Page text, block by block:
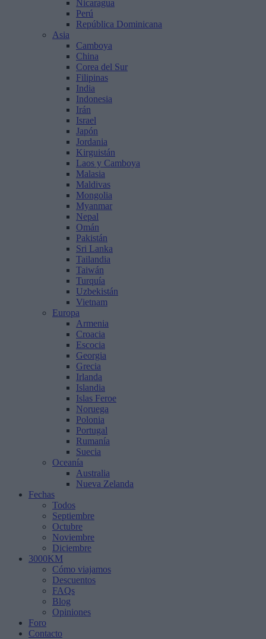
Nicaragua
Perú
República Dominicana
Asia
Camboya
China
Corea del Sur
Filipinas
India
Indonesia
Irán
Israel
Japón
Jordania
Kirguistán
Laos y Camboya
Malasia
Maldivas
Mongolia
Myanmar
Nepal
Omán
Pakistán
Sri Lanka
Tailandia
Taiwán
Turquía
Uzbekistán
Vietnam
Europa
Armenia
Croacia
Escocia
Georgia
Grecia
Irlanda
Islandia
Islas Feroe
Noruega
Polonia
Portugal
Rumanía
Suecia
Oceanía
Australia
Nueva Zelanda
Fechas
Todos
Septiembre
Octubre
Noviembre
Diciembre
3000KM
Cómo viajamos
Descuentos
FAQs
Blog
Opiniones
Foro
Contacto